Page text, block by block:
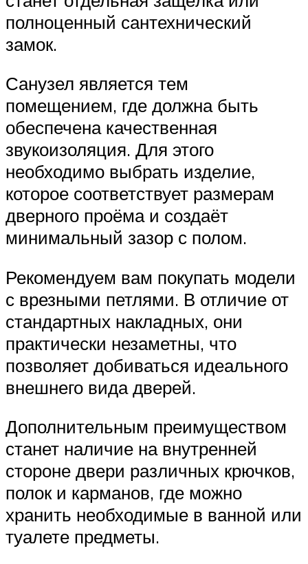
полноценный сантехнический
замок.
Санузел является тем
помещением, где должна быть
обеспечена качественная
звукоизоляция. Для этого
необходимо выбрать изделие,
которое соответствует размерам
дверного проёма и создаёт
минимальный зазор с полом.
Рекомендуем вам покупать модели
с врезными петлями. В отличие от
стандартных накладных, они
практически незаметны, что
позволяет добиваться идеального
внешнего вида дверей.
Дополнительным преимуществом
станет наличие на внутренней
стороне двери различных крючков,
полок и карманов, где можно
хранить необходимые в ванной или
туалете предметы.